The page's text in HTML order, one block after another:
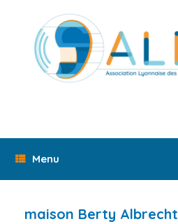
Menu
maison Berty Albrecht